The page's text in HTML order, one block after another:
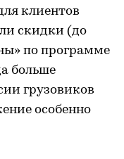
клиентов
скидки (до
по программе
больше
грузовиков
особенно